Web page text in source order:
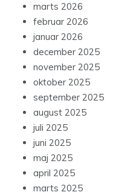
marts 2026
februar 2026
januar 2026
december 2025
november 2025
oktober 2025
september 2025
august 2025
juli 2025
juni 2025
maj 2025
april 2025
marts 2025